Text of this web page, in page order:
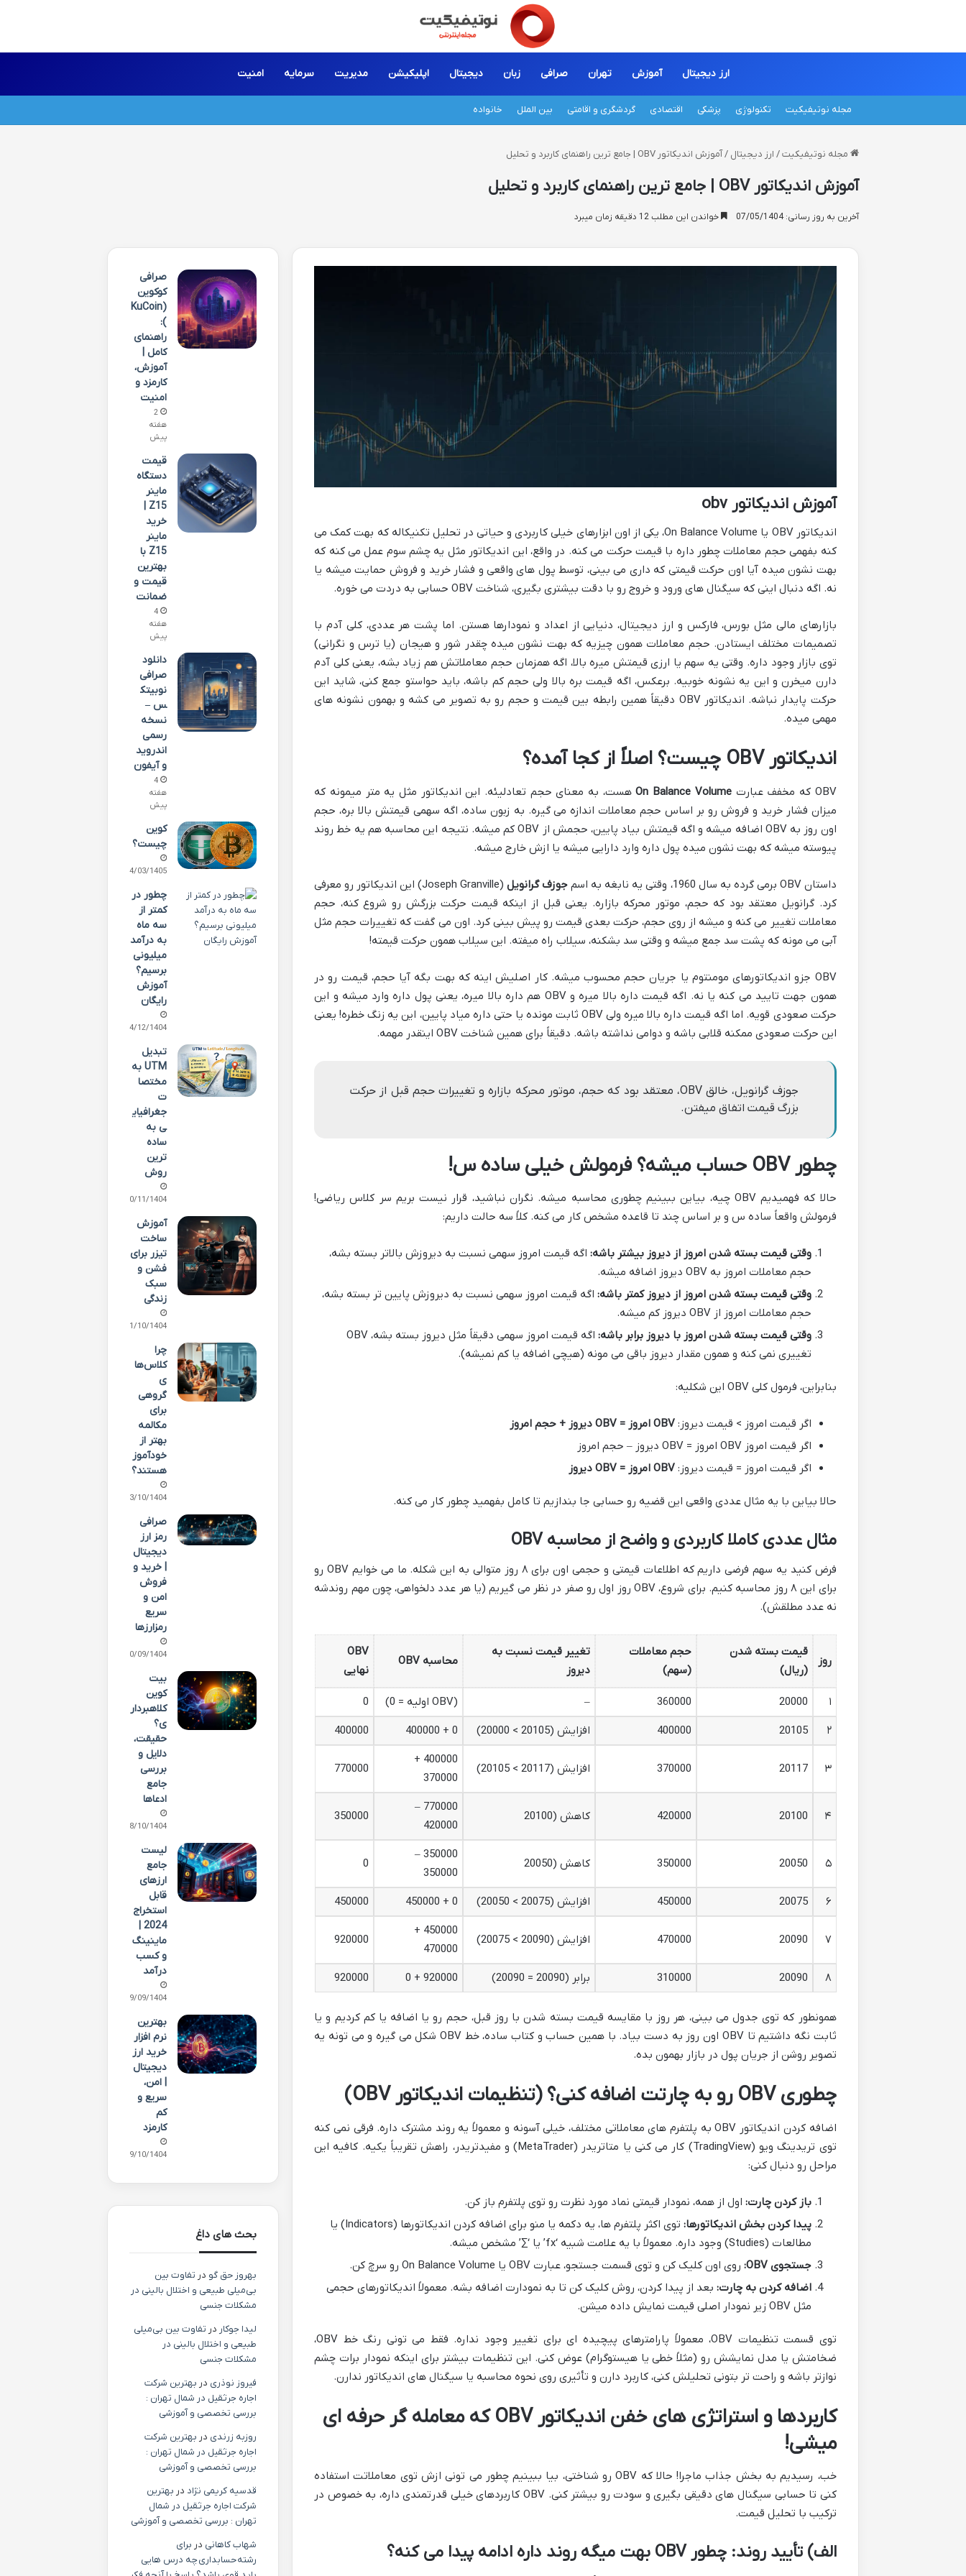
ارز دیجیتال آموزش تهران صرافی زبان دیجیتال اپلیکیشن مدیریت سرمایه امنیت
مجله نوتیفیکیت تکنولوژی پزشکی اقتصادی گردشگری و اقامتی بین الملل خانواده
مجله نوتیفیکیت / ارز دیجیتال / آموزش اندیکاتور OBV | جامع ترین راهنمای کاربرد و تحلیل
آموزش اندیکاتور OBV | جامع ترین راهنمای کاربرد و تحلیل
آخرین به روز رسانی: 07/05/1404 خواندن این مطلب 12 دقیقه زمان میبرد
آموزش اندیکاتور obv
اندیکاتور OBV یا On Balance Volume، یکی از اون ابزارهای خیلی کاربردی و حیاتی در تحلیل تکنیکاله که بهت کمک می
کنه بفهمی حجم معاملات چطور داره با قیمت حرکت می کنه. در واقع، این اندیکاتور مثل یه چشم سوم عمل می کنه که
بهت نشون میده آیا اون حرکت قیمتی که داری می بینی، توسط پول های واقعی و فشار خرید و فروش حمایت میشه یا
نه. اگه دنبال اینی که سیگنال های ورود و خروج رو با دقت بیشتری بگیری، شناخت OBV حسابی به دردت می خوره.
بازارهای مالی مثل بورس، فارکس و ارز دیجیتال، دنیایی از اعداد و نمودارها هستن. اما پشت هر عددی، کلی آدم با
تصمیمات مختلف ایستادن. حجم معاملات همون چیزیه که بهت نشون میده چقدر شور و هیجان (یا ترس و نگرانی)
توی بازار وجود داره. وقتی یه سهم یا ارزی قیمتش میره بالا، اگه همزمان حجم معاملاتش هم زیاد بشه، یعنی کلی آدم
دارن میخرن و این یه نشونه خوبیه. برعکس، اگه قیمت بره بالا ولی حجم کم باشه، باید حواستو جمع کنی، شاید این
حرکت پایدار نباشه. اندیکاتور OBV دقیقاً همین رابطه بین قیمت و حجم رو به تصویر می کشه و بهمون نشونه های
مهمی میده.
اندیکاتور OBV چیست؟ اصلاً از کجا آمده؟
OBV که مخفف عبارت On Balance Volumeهست، به معنای حجم تعادلیئه. این اندیکاتور مثل یه متر میمونه که
میزان فشار خرید و فروش رو بر اساس حجم معاملات اندازه می گیره. به زبون ساده، اگه سهمی قیمتش بالا بره، حجم
اون روز به OBV اضافه میشه و اگه قیمتش بیاد پایین، حجمش از OBV کم میشه. نتیجه این محاسبه هم یه خط روند
پیوسته میشه که بهت نشون میده پول داره وارد دارایی میشه یا ازش خارج میشه.
داستان OBV برمی گرده به سال 1960، وقتی یه نابغه به اسم جوزف گرانویل
(Joseph Granville) این اندیکاتور رو معرفی
کرد. گرانویل معتقد بود که حجم، موتور محرکه بازاره. یعنی قبل از اینکه قیمت حرکت بزرگش رو شروع کنه، حجم
معاملات تغییر می کنه و میشه از روی حجم، حرکت بعدی قیمت رو پیش بینی کرد. اون می گفت که تغییرات حجم مثل
آبی می مونه که پشت سد جمع میشه و وقتی سد بشکنه، سیلاب راه میفته. این سیلاب همون حرکت قیمته!
OBV جزو اندیکاتورهای مومنتوم یا جریان حجم محسوب میشه. کار اصلیش اینه که بهت بگه آیا حجم، قیمت رو در
همون جهت تایید می کنه یا نه. اگه قیمت داره بالا میره و OBV هم داره بالا میره، یعنی پول داره وارد میشه و این
حرکت صعودی قویه. اما اگه قیمت داره بالا میره ولی OBV ثابت مونده یا حتی داره میاد پایین، این یه زنگ خطره! یعنی
این حرکت صعودی ممکنه قلابی باشه و دوامی نداشته باشه. دقیقاً برای همین شناخت OBV اینقدر مهمه.
جوزف گرانویل، خالق OBV، معتقد بود که حجم، موتور محرکه بازاره و تغییرات حجم قبل از حرکت
بزرگ قیمت اتفاق میفتن.
چطور OBV حساب میشه؟ فرمولش خیلی ساده س!
حالا که فهمیدیم OBV چیه، بیاین ببینیم چطوری محاسبه میشه. نگران نباشید، قرار نیست بریم سر کلاس ریاضی!
فرمولش واقعاً ساده س و بر اساس چند تا قاعده مشخص کار می کنه. کلاً سه حالت داریم:
وقتی قیمت بسته شدن امروز از دیروز بیشتر باشه: اگه قیمت امروز سهمی نسبت به دیروزش بالاتر بسته بشه،
حجم معاملات امروز به OBV دیروز اضافه میشه.
وقتی قیمت بسته شدن امروز از دیروز کمتر باشه: اگه قیمت امروز سهمی نسبت به دیروزش پایین تر بسته بشه،
حجم معاملات امروز از OBV دیروز کم میشه.
وقتی قیمت بسته شدن امروز با دیروز برابر باشه:
اگه قیمت امروز سهمی دقیقاً مثل دیروز بسته بشه، OBV
تغییری نمی کنه و همون مقدار دیروز باقی می مونه (هیچی اضافه یا کم نمیشه).
بنابراین، فرمول کلی OBV این شکلیه:
اگر قیمت امروز > قیمت دیروز:OBV امروز = OBV دیروز + حجم امروز
اگر قیمت امروز OBV امروز = OBV دیروز – حجم امروز
اگر قیمت امروز = قیمت دیروز:OBV امروز = OBV دیروز
حالا بیاین با یه مثال عددی واقعی این قضیه رو حسابی جا بندازیم تا کامل بفهمید چطور کار می کنه.
مثال عددی کاملا کاربردی و واضح از محاسبه OBV
فرض کنید یه سهم فرضی داریم که اطلاعات قیمتی و حجمی اون برای ۸ روز متوالی به این شکله. ما می خوایم OBV رو
برای این ۸ روز محاسبه کنیم. برای شروع، OBV روز اول رو صفر در نظر می گیریم (یا هر عدد دلخواهی، چون مهم روندشه
نه عدد مطلقش).
روز
قیمت بسته شدن
(ریال)
حجم معاملات
(سهم)
تغییر قیمت نسبت به
دیروز
محاسبه OBV
OBV
نهایی
۱ 20000
360000
– (OBV اولیه = 0)
0
۲
20105
400000 افزایش (20105 > 20000) 0 + 400000
400000
۳ 20117
370000 افزایش (20117 > 20105)
400000 +
370000
770000
۴ 20100
420000 کاهش (20100
770000 –
420000
350000
۵ 20050
350000 کاهش (20050
350000 –
350000
0
۶ 20075
450000 افزایش (20075 > 20050) 0 + 450000
450000
۷ 20090
470000 افزایش (20090 > 20075)
450000 +
470000
920000
۸ 20090
310000 برابر (20090 = 20090) 920000 + 0
920000
همونطور که توی جدول می بینی، هر روز با مقایسه قیمت بسته شدن با روز قبل، حجم رو یا اضافه یا کم کردیم و یا
ثابت نگه داشتیم تا OBV اون روز به دست بیاد. با همین حساب و کتاب ساده، خط OBV شکل می گیره و می تونه یه
تصویر روشن از جریان پول در بازار بهمون بده.
چطوری OBV رو به چارتت اضافه کنی؟ (تنظیمات اندیکاتور OBV)
اضافه کردن اندیکاتور OBV به پلتفرم های معاملاتی مختلف، خیلی آسونه و معمولاً یه روند مشترک داره. فرقی نمی کنه
توی تریدینگ ویو (TradingView) کار می کنی یا متاتریدر (MetaTrader) و مفیدتریدر، راهش تقریباً یکیه. کافیه این
مراحل رو دنبال کنی:
باز کردن چارت: اول از همه، نمودار قیمتی نماد مورد نظرت رو توی پلتفرم باز کن.
پیدا کردن بخش اندیکاتورها:
توی اکثر پلتفرم ها، یه دکمه یا منو برای اضافه کردن اندیکاتورها (Indicators) یا
مطالعات (Studies) وجود داره. معمولاً با یه علامت شبیه ‘fx’ یا ‘∑’ مشخص میشه.
جستجوی OBV:
روی اون کلیک کن و توی قسمت جستجو، عبارت OBV یا On Balance Volume رو سرچ کن.
اضافه کردن به چارت: بعد از پیدا کردن، روش کلیک کن تا به نمودارت اضافه بشه. معمولاً اندیکاتورهای حجمی
مثل OBV زیر نمودار اصلی قیمت نمایش داده میشن.
توی قسمت تنظیمات OBV، معمولاً پارامترهای پیچیده ای برای تغییر وجود نداره. فقط می تونی رنگ خط OBV،
ضخامتش یا مدل نمایشش رو (مثلاً خطی یا هیستوگرام) عوض کنی. این تنظیمات بیشتر برای اینکه نمودار برات چشم
نوازتر باشه و راحت تر بتونی تحلیلش کنی، کاربرد دارن و تأثیری روی نحوه محاسبه یا سیگنال های اندیکاتور ندارن.
کاربردها و استراتژی های خفن اندیکاتور OBV که معامله گر حرفه ای
میشی!
خب، رسیدیم به بخش جذاب ماجرا! حالا که OBV رو شناختی، بیا ببینیم چطور می تونی ازش توی معاملاتت استفاده
کنی تا حسابی سیگنال های دقیقی بگیری و سودت رو بیشتر کنی. OBV کاربردهای خیلی قدرتمندی داره، به خصوص در
ترکیب با تحلیل قیمت.
الف) تأیید روند: چطور OBV بهت میگه روند داره ادامه پیدا می کنه؟
صرافی
کوکوین
(KuCoin
):
راهنمای
کامل |
آموزش،
کارمزد و
امنیت
2
هفته
پیش
قیمت
دستگاه
ماینر
Z15 |
خرید
ماینر
Z15 با
بهترین
قیمت و
ضمانت
4
هفته
پیش
دانلود
صرافی
نوبیتک
س –
نسخه
رسمی
اندروید
و آیفون
4
هفته
پیش
کوین
چیست؟
24/03/1405
چطور در
کمتر از
سه ماه
به درآمد
میلیونی
برسیم؟
آموزش
رایگان
24/12/1404
تبدیل
UTM به
مختصا
ت
جغرافیای
ی به
ساده
ترین
روش
20/11/1404
آموزش
ساخت
تیزر برای
فشن و
سبک
زندگی
21/10/1404
چرا
کلاس‌ها
ی
گروهی
برای
مکالمه
بهتر از
خودآموز
هستند؟
13/10/1404
صرافی
رمز ارز
دیجیتال
| خرید و
فروش
امن و
سریع
رمزارزها
30/09/1404
بیت
کوین
کلاهبردار
ی؟
حقیقت،
دلایل و
بررسی
جامع
ادعاها
08/10/1404
لیست
جامع
ارزهای
قابل
استخراج
2024 |
ماینینگ
و کسب
درآمد
19/09/1404
بهترین
نرم افزار
خرید ارز
دیجیتال
| امن،
سریع و
کم
کارمزد
09/10/1404
بحث های داغ
بهروز حق گو در تفاوت بین
بی‌میلی طبیعی و اختلال بالینی در
مشکلات جنسی
لیدا جوکار در تفاوت بین بی‌میلی
طبیعی و اختلال بالینی در
مشکلات جنسی
فیروز نوذری در بهترین شرکت
اجاره جرثقیل در شمال تهران :
بررسی تخصصی و آموزشی
روزبه زرندی در بهترین شرکت
اجاره جرثقیل در شمال تهران :
بررسی تخصصی و آموزشی
قدسیه کریمی نژاد در بهترین
شرکت اجاره جرثقیل در شمال
تهران : بررسی تخصصی و آموزشی
شهاب کاهانی در برای
رشته حسابداری چه درس هایی